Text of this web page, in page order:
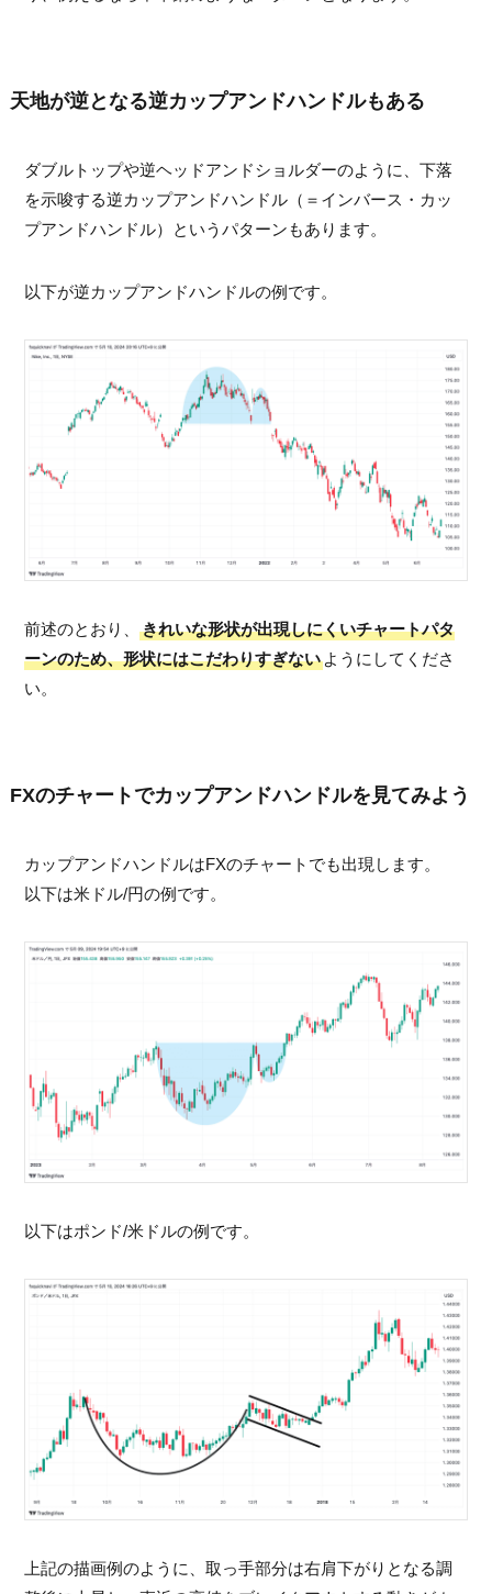
天地が逆となる逆カップアンドハンドルもある
ダブルトップや逆ヘッドアンドショルダーのように、下落
を示唆する逆カップアンドハンドル（＝インバース・カッ
プアンドハンドル）というパターンもあります。
以下が逆カップアンドハンドルの例です。
前述のとおり、きれいな形状が出現しにくいチャートパタ
ーンのため、形状にはこだわりすぎない ようにしてくださ
い。
FXのチャートでカップアンドハンドルを見てみよう
カップアンドハンドルはFXのチャートでも出現します。
以下は米ドル/円の例です。
以下はポンド/米ドルの例です。
上記の描画例のように、取っ手部分は右肩下がりとなる調